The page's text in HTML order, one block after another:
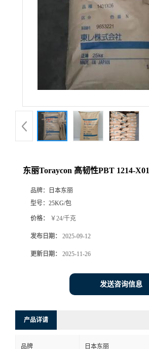
东丽Toraycon 高韧性PBT 1214-X01
品牌：
日本东丽
型号： 25KG/包
价格： ￥24/千克
发布日期： 2025-09-12
更新日期： 2025-11-26
发送咨询信息
产品详请
品牌 日本东丽